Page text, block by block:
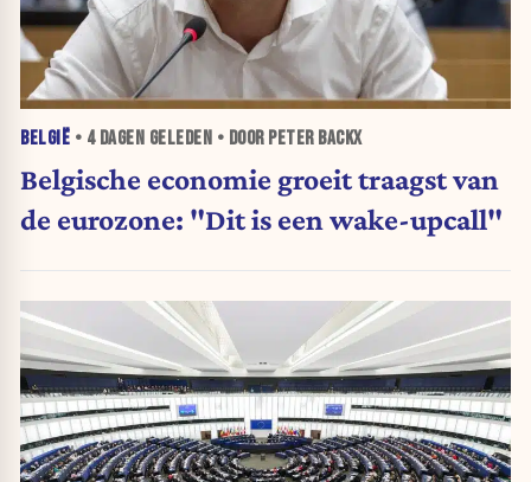
BELGIË • 4 DAGEN GELEDEN • DOOR PETER BACKX
Belgische economie groeit traagst van
de eurozone: "Dit is een wake-upcall"